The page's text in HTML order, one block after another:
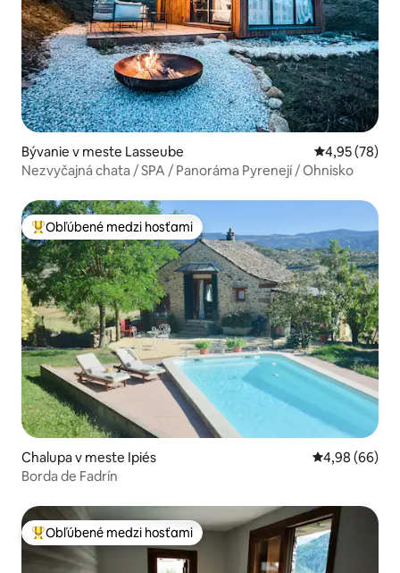
Bývanie v meste Lasseube Priemerné
4,95 (78)
Nezvyčajná chata / SPA / Panoráma Pyrenejí / Ohnisko
Najobľúbenejšie medzi hosťami
Obľúbené medzi hosťami
Chalupa v meste Ipiés Priemerné
4,98 (66)
Borda de Fadrín
Najobľúbenejšie medzi hosťami
Obľúbené medzi hosťami